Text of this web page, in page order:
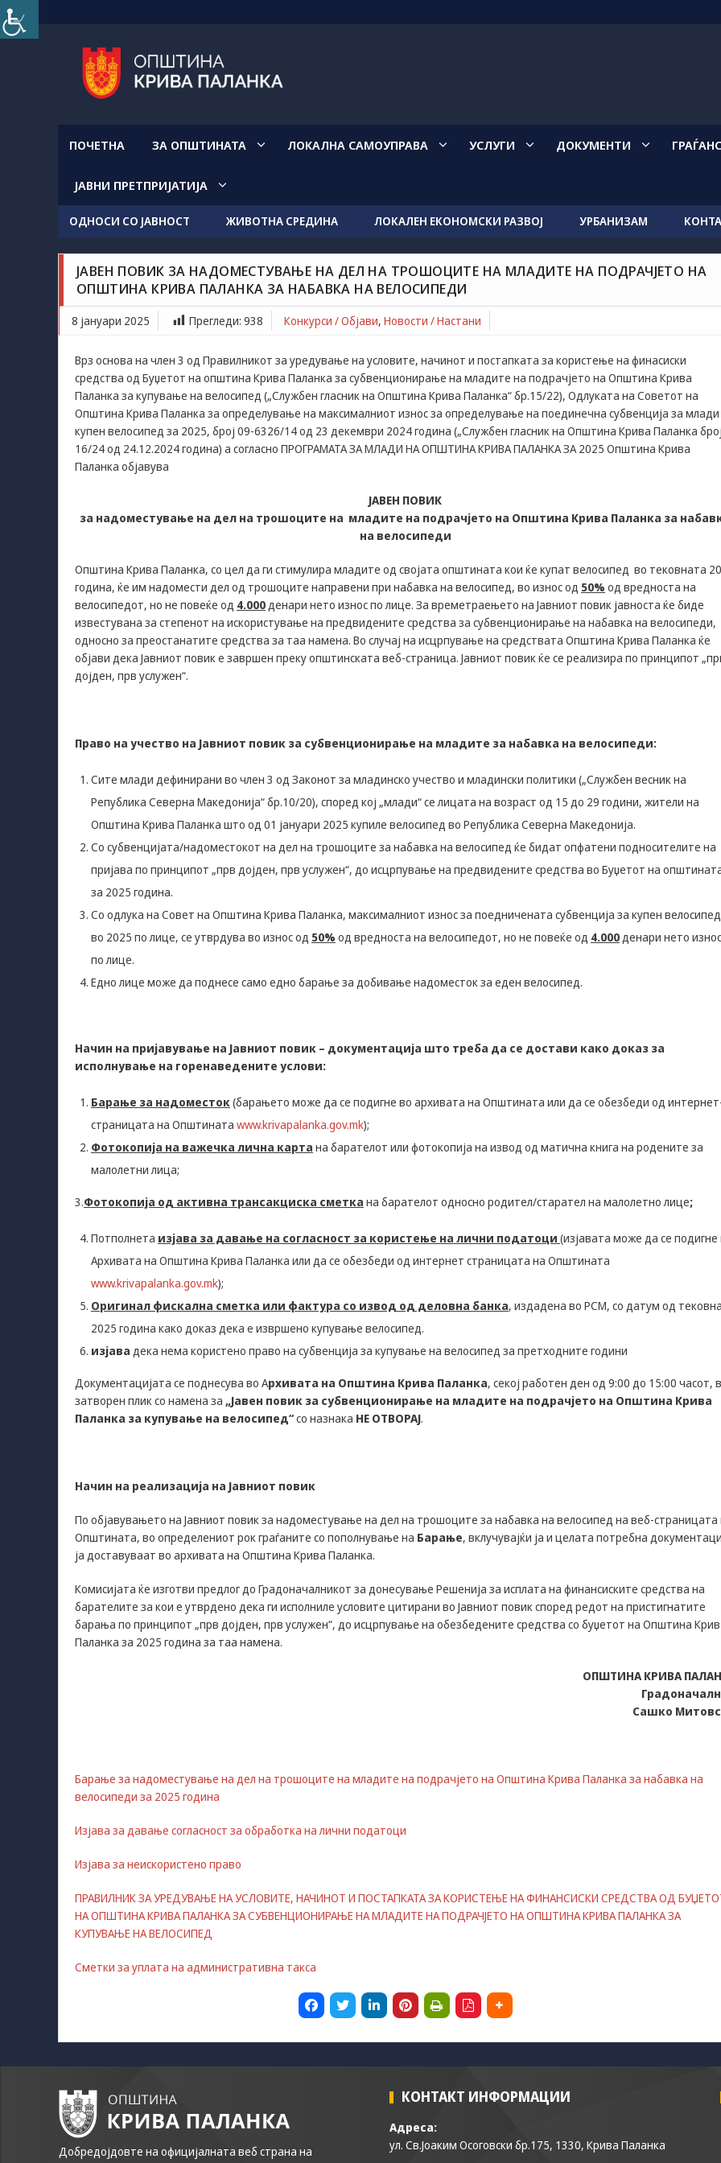
Прескокнете
на
ПОЧЕТНА ЗА ОПШТИНАТА ЛОКАЛНА САМОУПРАВА УСЛУГИ ДОКУМЕНТИ
ЈАВНИ ПРЕТПРИЈАТИЈА
ОДНОСИ СО ЈАВНОСТ ЖИВОТНА СРЕДИНА ЛОКАЛЕН ЕКОНОМСКИ РАЗВОЈ УРБАНИЗАМ
ЈАВЕН ПОВИК ЗА НАДОМЕСТУВАЊЕ НА ДЕЛ НА ТРОШОЦИТЕ НА МЛАДИТЕ НА ПОДРАЧЈЕТО НА
ОПШТИНА КРИВА ПАЛАНКА ЗА НАБАВКА НА ВЕЛОСИПЕДИ
8 јануари 2025 Прегледи: 938 Конкурси / Објави, Новости / Настани
јануари 8, 2025 Grozdancho Hristovski
Јавен повик за надоместување на дел на трошоците на младите на подрачјето на Општина Крива Паланка за
набавка на велосипеди
Врз основа на член 3 од Правилникот за уредување на условите, начинот и постапката за користење на финасиски
средства од Буџетот на општина Крива Паланка за субвенционирање на младите на подрачјето на Општина Крива
Паланка за купување на велосипед („Службен гласник на Општина Крива Паланка“ бр.15/22), Одлуката на Советот на
Општина Крива Паланка за определување на максималниот износ за определување на поединечна субвенција за млади
купен велосипед за 2025, број 09-6326/14 од 23 декември 2024 година („Службен гласник на Општина Крива Паланка
16/24 од 24.12.2024 година) а согласно ПРОГРАМАТА ЗА МЛАДИ НА ОПШТИНА КРИВА ПАЛАНКА ЗА 2025 Општина Крива
Паланка објавува
ЈАВЕН ПОВИК
за надоместување на дел на трошоците на младите на подрачјето на Општина Крива Паланка за
на велосипеди
Општина Крива Паланка, со цел да ги стимулира младите од својата општината кои ќе купат велосипед во тековната
година, ќе им надомести дел од трошоците направени при набавка на велосипед, во износ од 50% од вредноста на
велосипедот, но не повеќе од 4.000денари нето износ по лице. За времетраењето на Јавниот повик јавноста ќе биде
известувана за степенот на искористување на предвидените средства за субвенционирање на набавка на велосипеди,
односно за преостанатите средства за таа намена. Во случај на исцрпување на средствата Општина Крива Паланка ќе
објави дека Јавниот повик е завршен преку општинската веб-страница. Јавниот повик ќе се реализира по принципот
дојден, прв услужен“.
Право на учество на Јавниот повик за субвенционирање на младите за набавка на велосипеди:
Сите млади дефинирани во член 3 од Законот за младинско учество и младински политики („Службен весник на
Република Северна Македонија“ бр.10/20), според кој „млади“ се лицата на возраст од 15 до 29 години, жители на
Општина Крива Паланка што од 01 јануари 2025 купиле велосипед во Република Северна Македонија.
Со субвенцијата/надоместокот на дел на трошоците за набавка на велосипед ќе бидат опфатени подносителите на
пријава по принципот „прв дојден, прв услужен“, до исцрпување на предвидените средства во Буџетот на
за 2025 година.
Со одлука на Совет на Општина Крива Паланка, максималниот износ за поедничената субвенција за купен велосипед
во 2025 по лице, се утврдува во износ од 50% од вредноста на велосипедот, но не повеќе од 4.000денари нето износ
по лице.
Едно лице може да поднесе само едно барање за добивање надоместок за еден велосипед.
Начин на пријавување на Јавниот повик – документација што треба да се достави како доказ за
исполнување на горенаведените услови:
Барање за надоместок(барањето може да се подигне во архивата на Општината или да се обезбеди од
страницата на Општината www.krivapalanka.gov.mk);
Фотокопија на важечка лична карта на барателот или фотокопија на извод од матична книга на родените за
малолетни лица;
3.Фотокопија од активна трансакциска сметка на барателот односно родител/старател на малолетно лице;
Потполнета изјава за давање на согласност за користење на лични податоци (изјавата може да се подигне
Архивата на Општина Крива Паланка или да се обезбеди од интернет страницата на Општината
www.krivapalanka.gov.mk);
Оригинал фискална сметка или фактура со извод од деловна банка, издадена во РСМ, со датум од
2025 година како доказ дека е извршено купување велосипед.
изјава дека нема користено право на субвенција за купување на велосипед за претходните години
Документацијата се поднесува во Архивата на Општина Крива Паланка, секој работен ден од 9:00 до 15:00 часот,
затворен плик со намена за „Јавен повик за субвенционирање на младите на подрачјето на Општина Крива
Паланка за купување на велосипед“со назнака НЕ ОТВОРАЈ.
Начин на реализација на Јавниот повик
По објавувањето на Јавниот повик за надоместување на дел на трошоците за набавка на велосипед на веб-страницата
Општината, во определениот рок граѓаните со пополнување на Барање, вклучувајќи ја и целата потребна
ја доставуваат во архивата на Општина Крива Паланка.
Комисијата ќе изготви предлог до Градоначалникот за донесување Решенија за исплата на финансиските средства на
барателите за кои е утврдено дека ги исполниле условите цитирани во Јавниот повик според редот на пристигнатите
барања по принципот „прв дојден, прв услужен“, до исцрпување на обезбедените средства со буџетот на Општина
Паланка за 2025 година за таа намена.
ОПШТИНА КРИВА
Сашко
Барање за надоместување на дел на трошоците на младите на подрачјето на Општина Крива Паланка за набавка на
велосипеди за 2025 година
Изјава за давање согласност за обработка на лични податоци
Изјава за неискористено право
ПРАВИЛНИК ЗА УРЕДУВАЊЕ НА УСЛОВИТЕ, НАЧИНОТ И ПОСТАПКАТА ЗА КОРИСТЕЊЕ НА ФИНАНСИСКИ СРЕДСТВА ОД
НА ОПШТИНА КРИВА ПАЛАНКА ЗА СУБВЕНЦИОНИРАЊЕ НА МЛАДИТЕ НА ПОДРАЧЈЕТО НА ОПШТИНА КРИВА ПАЛАНКА ЗА
КУПУВАЊЕ НА ВЕЛОСИПЕД
Сметки за уплата на административна такса
Добредојдовте на официјалната веб страна на
КОНТАКТ ИНФОРМАЦИИ
Адреса:
ул. Св.Јоаким Осоговски бр.175, 1330, Крива Паланка
Задолжителни
Сесиските
колачиња се
привремени
колачиња, кои се
зачувуваат во
додека не ја
колачиња се
задолжителни за
одредени
апликации или
функционалности
на нашата веб-
страница за
овозможиме да
услугите кои сте
ги побарале
преку нашата веб
страница. Без
овие колачиња,
услугите кои сте
ги побарале нема
испорачани.
Овие колачиња
од Вашиот уред
прелистувачот.
користат за
претходни
апликација за
(„Apply for this
job“), при
страница за
време на истата
на „go back“
and
structure,
website is
used.
In order for
refuse these
increase the
personalized